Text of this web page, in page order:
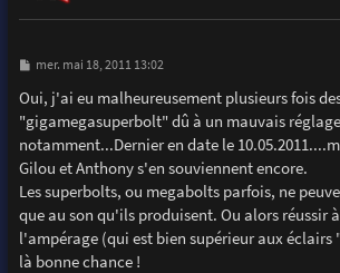
M
s
s
a
g
e
mer. mai 18, 2011 13:02
Oui, j'ai eu malheureusement plusieurs fois
"gigamegasuperbolt" dû à un mauvais
notamment...Dernier en date le
Gilou et Anthony s'en souviennent encore.
Les superbolts, ou megabolts parfois, ne
que au son qu'ils produisent. Ou alors réussir
l'ampérage (qui est bien supérieur aux
là bonne chance !